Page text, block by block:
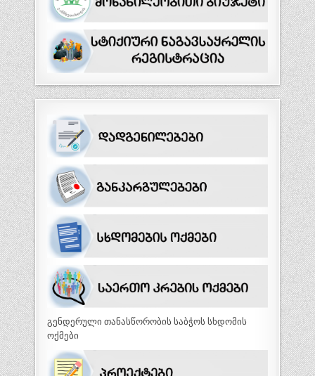
გენდერული თანასწორობის საბჭოს სხდომის
ოქმები